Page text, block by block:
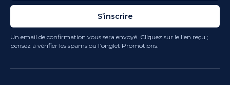
S’inscrire
Un email de confirmation vous sera envoyé. Cliquez sur le lien reçu ;
pensez à vérifier les spams ou l’onglet Promotions.